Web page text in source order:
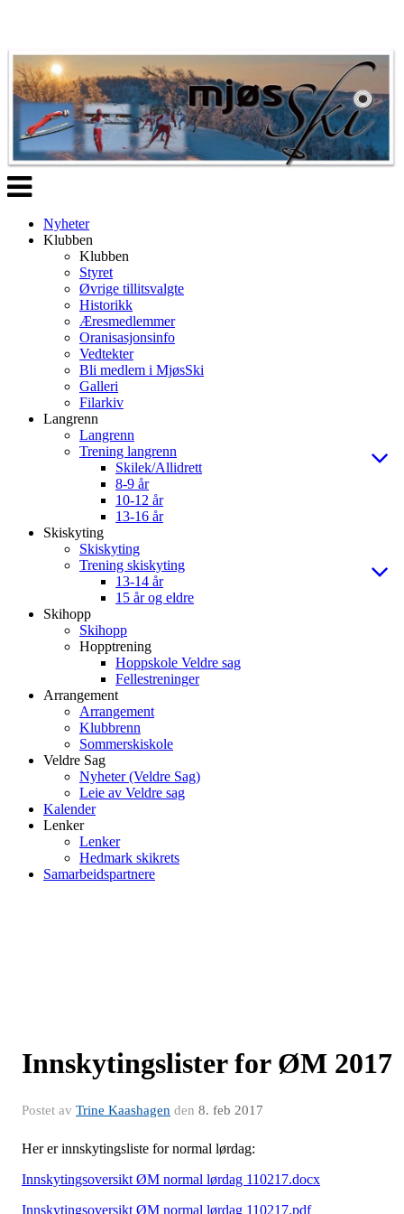
Veksle
navigasjon
Nyheter
Klubben
Klubben
Styret
Øvrige tillitsvalgte
Historikk
Æresmedlemmer
Oranisasjonsinfo
Vedtekter
Bli medlem i MjøsSki
Galleri
Filarkiv
Langrenn
Langrenn
Trening langrenn
Skilek/Allidrett
8-9 år
10-12 år
13-16 år
Skiskyting
Skiskyting
Trening skiskyting
13-14 år
15 år og eldre
Skihopp
Skihopp
Hopptrening
Hoppskole Veldre sag
Fellestreninger
Arrangement
Arrangement
Klubbrenn
Sommerskiskole
Veldre Sag
Nyheter (Veldre Sag)
Leie av Veldre sag
Kalender
Lenker
Lenker
Hedmark skikrets
Samarbeidspartnere
Innskytingslister for ØM 2017
Postet av Trine Kaashagen den 8. feb 2017
Her er innskytingsliste for normal lørdag:
Innskytingsoversikt ØM normal lørdag 110217.docx
Innskytingsoversikt ØM normal lørdag 110217.pdf